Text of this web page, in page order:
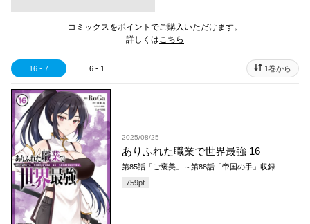
コミックスをポイントでご購入いただけます。
詳しくはこちら
16 - 7 6 - 1 1巻から
2025/08/25
ありふれた職業で世界最強 16
第85話「ご褒美」～第88話「帝国の手」収録
759pt